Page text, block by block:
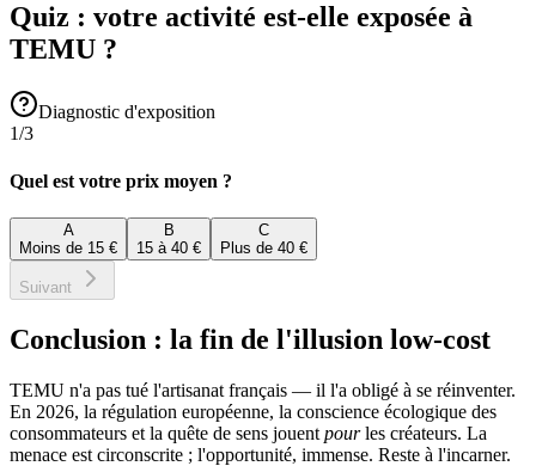
Quiz : votre activité est-elle exposée à
TEMU ?
Diagnostic d'exposition
1/3
Quel est votre prix moyen ?
A
Moins de 15 €
B
15 à 40 €
C
Plus de 40 €
Suivant
Conclusion : la fin de l'illusion low-cost
TEMU n'a pas tué l'artisanat français — il l'a obligé à se réinventer.
En 2026, la régulation européenne, la conscience écologique des
consommateurs et la quête de sens jouent pourles créateurs. La
menace est circonscrite ; l'opportunité, immense. Reste à l'incarner.